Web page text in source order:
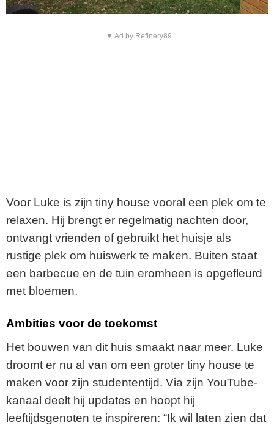
▼ Ad by Refinery89
Voor Luke is zijn tiny house vooral een plek om te
relaxen. Hij brengt er regelmatig nachten door,
ontvangt vrienden of gebruikt het huisje als
rustige plek om huiswerk te maken. Buiten staat
een barbecue en de tuin eromheen is opgefleurd
met bloemen.
Ambities voor de toekomst
Het bouwen van dit huis smaakt naar meer. Luke
droomt er nu al van om een groter tiny house te
maken voor zijn studententijd. Via zijn YouTube-
kanaal deelt hij updates en hoopt hij
leeftijdsgenoten te inspireren: “Ik wil laten zien dat